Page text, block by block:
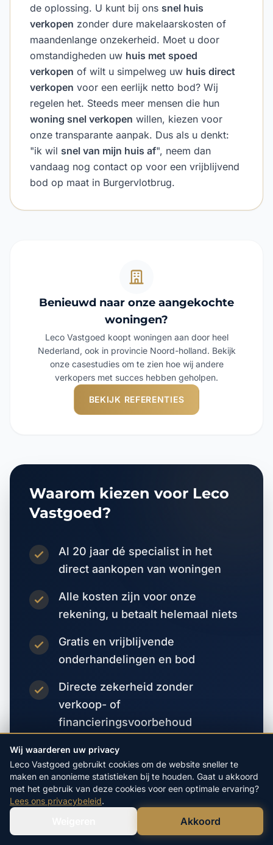
de oplossing. U kunt bij ons snel huis
verkopen zonder dure makelaarskosten of
maandenlange onzekerheid. Moet u door
omstandigheden uw huis met spoed
verkopen of wilt u simpelweg uw huis direct
verkopen voor een eerlijk netto bod? Wij
regelen het. Steeds meer mensen die hun
woning snel verkopen willen, kiezen voor
onze transparante aanpak. Dus als u denkt:
"ik wil snel van mijn huis af", neem dan
vandaag nog contact op voor een vrijblijvend
bod op maat in Burgervlotbrug.
Benieuwd naar onze aangekochte
woningen?
Leco Vastgoed koopt woningen aan door heel
Nederland, ook in provincie Noord-holland. Bekijk
onze casestudies om te zien hoe wij andere
verkopers met succes hebben geholpen.
BEKIJK REFERENTIES
Waarom kiezen voor Leco
Vastgoed?
Al 20 jaar dé specialist in het
direct aankopen van woningen
Alle kosten zijn voor onze
rekening, u betaalt helemaal niets
Gratis en vrijblijvende
onderhandelingen en bod
Directe zekerheid zonder
verkoop- of
financieringsvoorbehoud
Vraag direct een bod aan
Bel Ons Direct
Wij waarderen uw privacy
Leco Vastgoed gebruikt cookies om de website sneller te
maken en anonieme statistieken bij te houden. Gaat u akkoord
met het gebruik van deze cookies voor een optimale ervaring?
Lees ons privacybeleid.
Akkoord